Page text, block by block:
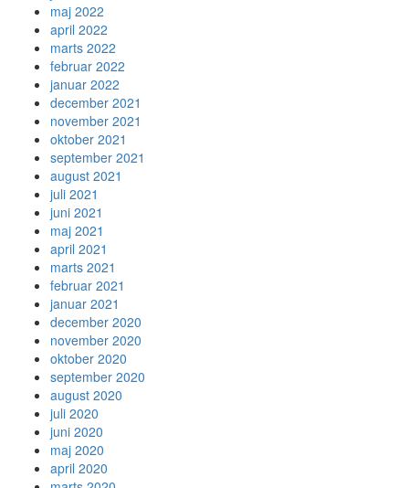
maj 2022
april 2022
marts 2022
februar 2022
januar 2022
december 2021
november 2021
oktober 2021
september 2021
august 2021
juli 2021
juni 2021
maj 2021
april 2021
marts 2021
februar 2021
januar 2021
december 2020
november 2020
oktober 2020
september 2020
august 2020
juli 2020
juni 2020
maj 2020
april 2020